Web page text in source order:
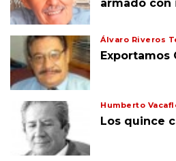
armado con
Álvaro Riveros
Exportamos
Humberto
Los quince